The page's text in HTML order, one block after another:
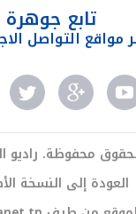
تابع جوهرة
مواقع التواصل
العودة إلى النسخة